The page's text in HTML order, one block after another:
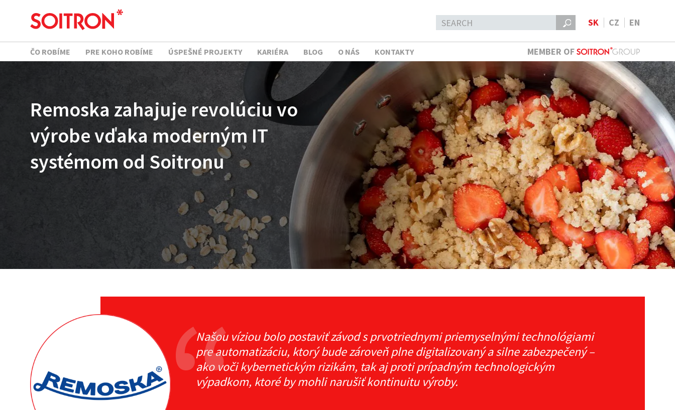
SK CZ EN
ČO ROBÍME PRE KOHO ROBÍME ÚSPEŠNÉ PROJEKTY KARIÉRA BLOG O NÁS KONTAKTY MEMBER OF
Remoska zahajuje revolúciu vo
výrobe vďaka moderným IT
systémom od Soitronu
Našou víziou bolo postaviť závod s prvotriednymi priemyselnými technológiami
pre automatizáciu, ktorý bude zároveň plne digitalizovaný a silne zabezpečený –
ako voči kybernetickým rizikám, tak aj proti prípadným technologickým
výpadkom, ktoré by mohli narušiť kontinuitu výroby.